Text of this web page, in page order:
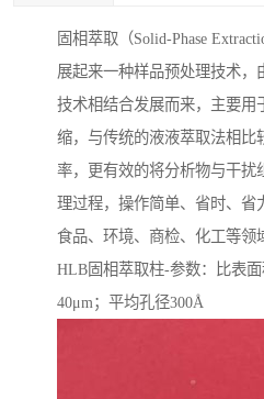
固相萃取（Solid-Phase
展起来一种样品预处理技术，
技术相结合发展而来，主要用
缩，与传统的液液萃取法相比
率，更有效的将分析物与干扰
理过程，操作简单、省时、省
食品、环境、商检、化工等领
HLB固相萃取柱-参数：比表
40μm；平均孔径300Å